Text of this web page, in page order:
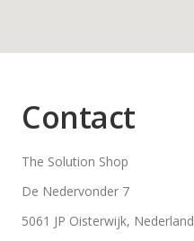
Contact
The Solution Shop
De Nedervonder 7
5061 JP Oisterwijk, Nederland